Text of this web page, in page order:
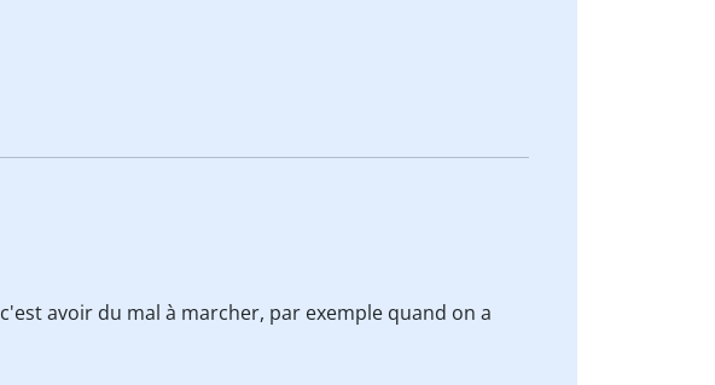
c'est avoir du mal à marcher, par exemple quand on a